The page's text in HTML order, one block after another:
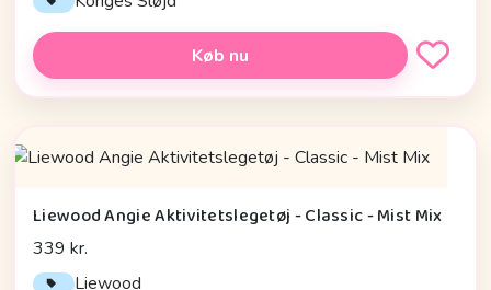
Køb nu
Liewood Angie Aktivitetslegetøj - Classic - Mist Mix
339 kr.
Liewood